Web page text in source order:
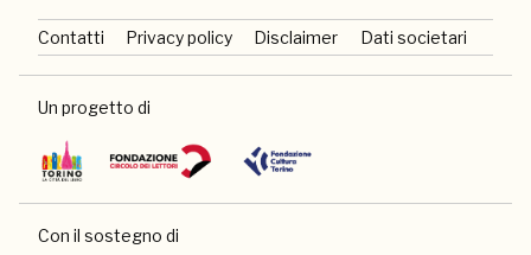
Contatti Privacy policy Disclaimer Dati societari
Un progetto di
Con il sostegno di